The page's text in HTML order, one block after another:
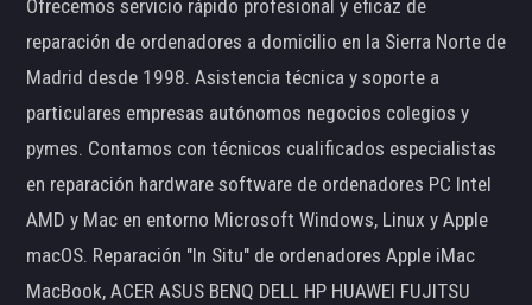
Ofrecemos servicio rápido profesional y eficaz de
reparación de ordenadores a domicilio en la Sierra Norte de
Madrid desde 1998. Asistencia técnica y soporte a
particulares empresas autónomos negocios colegios y
pymes. Contamos con técnicos cualificados especialistas
en reparación hardware software de ordenadores PC Intel
AMD y Mac en entorno Microsoft Windows, Linux y Apple
macOS. Reparación "In Situ" de ordenadores Apple iMac
MacBook, ACER ASUS BENQ DELL HP HUAWEI FUJITSU